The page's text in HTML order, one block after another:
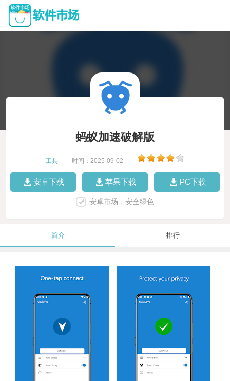
蚂蚁加速破解版
工具 时间：2025-09-02
安卓下载 苹果下载 PC下载
安卓市场，安全绿色
简介 排行